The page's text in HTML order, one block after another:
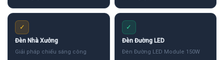
✓
Đèn Nhà Xưởng
Giải pháp chiếu sáng công
✓
Đèn Đường LED
Đèn Đường LED Module 150W